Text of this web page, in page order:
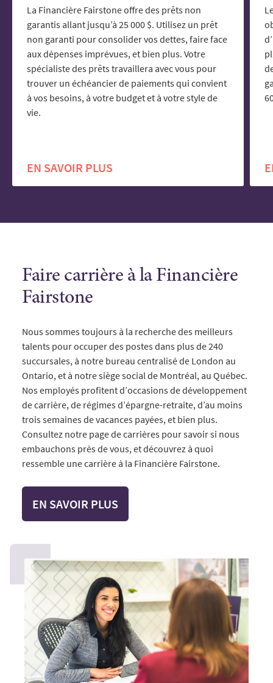
La Financière Fairstone offre des prêts non
garantis allant jusqu’à 25 000 $. Utilisez un prêt
non garanti pour consolider vos dettes, faire face
aux dépenses imprévues, et bien plus. Votre
spécialiste des prêts travaillera avec vous pour
trouver un échéancier de paiements qui convient
à vos besoins, à votre budget et à votre style de
vie.
EN SAVOIR PLUS
Faire carrière à la Financière
Fairstone
Nous sommes toujours à la recherche des meilleurs
talents pour occuper des postes dans plus de 240
succursales, à notre bureau centralisé de London au
Ontario, et à notre siège social de Montréal, au Québec.
Nos employés profitent d’occasions de développement
de carrière, de régimes d’épargne-retraite, d’au moins
trois semaines de vacances payées, et bien plus.
Consultez notre page de carrières pour savoir si nous
embauchons près de vous, et découvrez à quoi
ressemble une carrière à la Financière Fairstone.
EN SAVOIR PLUS